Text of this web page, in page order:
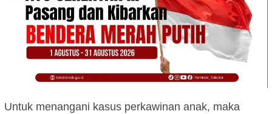
Untuk menangani kasus perkawinan anak, maka